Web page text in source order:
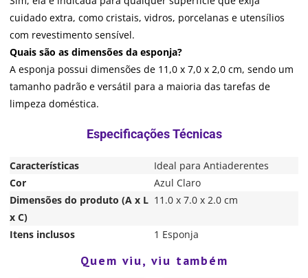
cuidado extra, como cristais, vidros, porcelanas e utensílios
com revestimento sensível.
Quais são as dimensões da esponja?
A esponja possui dimensões de 11,0 x 7,0 x 2,0 cm, sendo um
tamanho padrão e versátil para a maioria das tarefas de
limpeza doméstica.
Características
Ideal para Antiaderentes
Cor
Azul Claro
Dimensões do produto (A x L
x C)
11.0 x 7.0 x 2.0 cm
Itens inclusos 1 Esponja
Quem viu, viu também